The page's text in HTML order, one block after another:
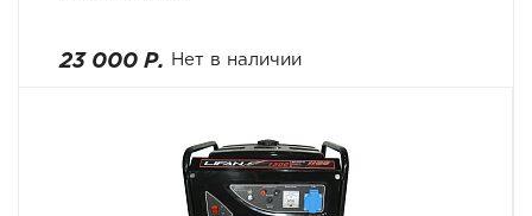
23 000 Р. Нет в наличии